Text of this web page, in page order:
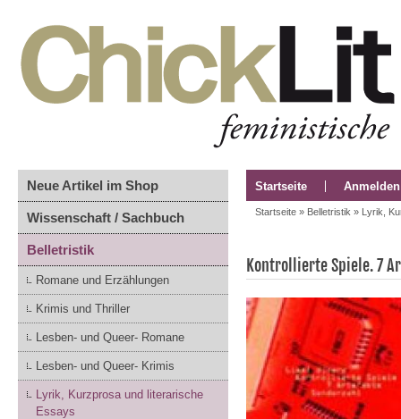
Neue Artikel im Shop
Wissenschaft / Sachbuch
Belletristik
Romane und Erzählungen
Krimis und Thriller
Lesben- und Queer- Romane
Lesben- und Queer- Krimis
Lyrik, Kurzprosa und literarische
Essays
Startseite Anmelden
Startseite » Belletristik » Lyrik,
Kontrollierte Spiele. 7